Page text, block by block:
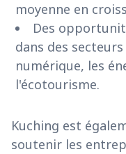
moyenne en
Des
dans des
numérique, les
l'écotourisme.
Kuching est
soutenir les